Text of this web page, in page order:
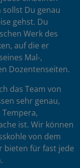
Du genau
gehst. Du
Werk des
auf die er
Mal-,
Dozentenseiten.
das Team von
sehr genau,
ist. Wir können
von dem
bieten für fast jede